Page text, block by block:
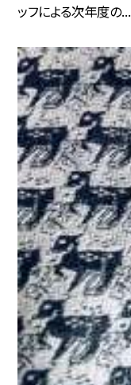
ッフによる次年度の...